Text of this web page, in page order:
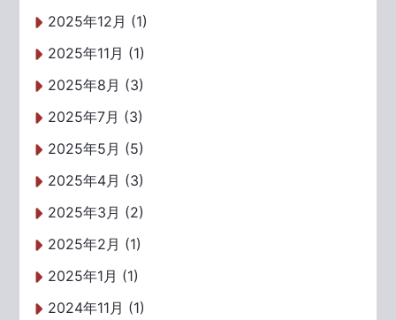
2025年12月 (1)
2025年11月 (1)
2025年8月 (3)
2025年7月 (3)
2025年5月 (5)
2025年4月 (3)
2025年3月 (2)
2025年2月 (1)
2025年1月 (1)
2024年11月 (1)